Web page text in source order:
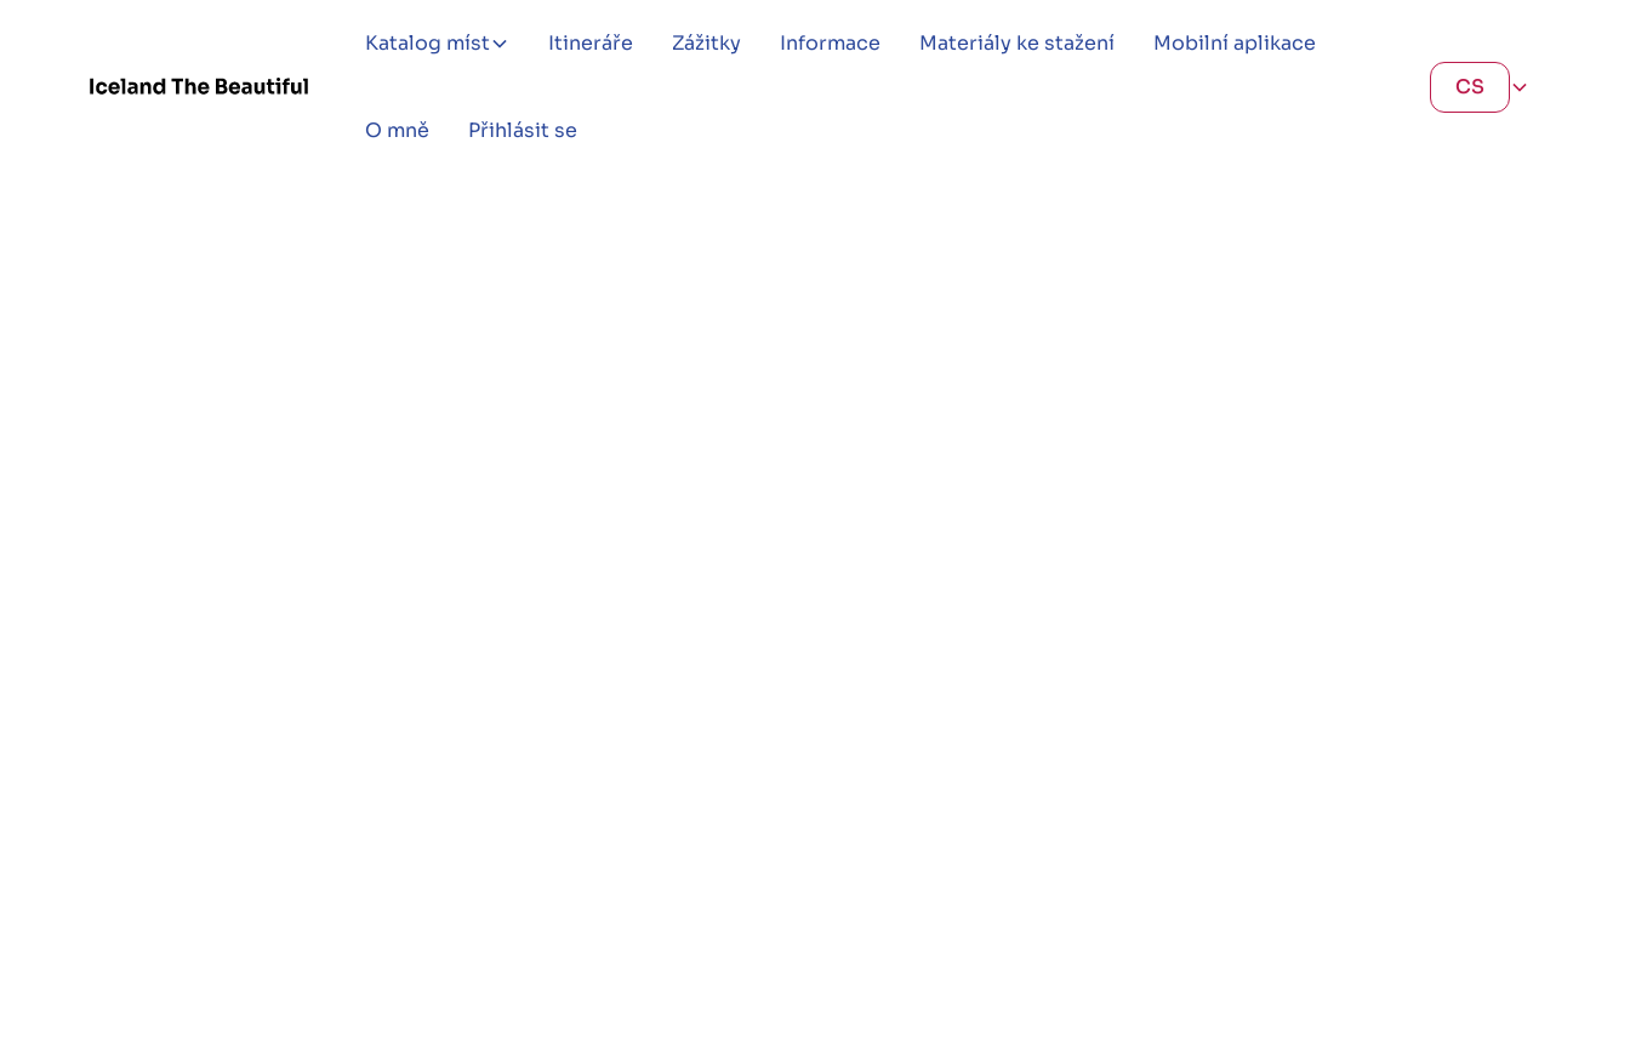
Katalog míst Itineráře Zážitky Informace Materiály ke stažení Mobilní aplikace
O mně Přihlásit se
CS